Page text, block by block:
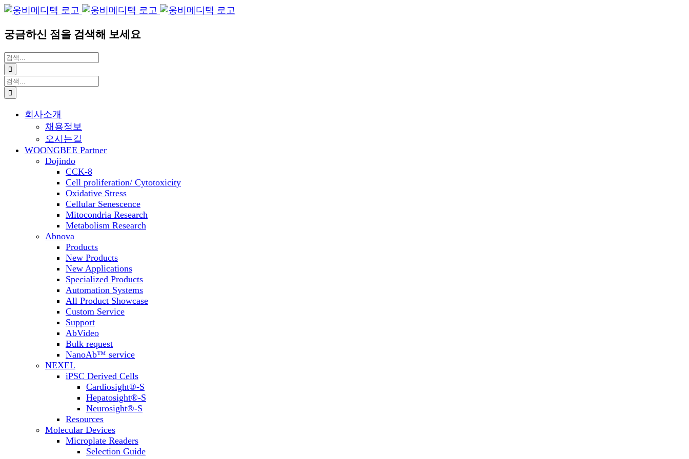
콘
츠
건
너
뛰
기
Blogger
YouTube
Facebook
이
일
궁금하신 점을 검색해 보세요
검
색:
검
색:
회사소개
채용정보
오시는길
WOONGBEE Partner
Dojindo
CCK-8
Cell proliferation/ Cytotoxicity
Oxidative Stress
Cellular Senescence
Mitocondria Research
Metabolism Research
Abnova
Products
New Products
New Applications
Specialized Products
Automation Systems
All Product Showcase
Custom Service
Support
AbVideo
Bulk request
NanoAb™ service
NEXEL
iPSC Derived Cells
Cardiosight®-S
Hepatosight®-S
Neurosight®-S
Resources
Molecular Devices
Microplate Readers
Selection Guide